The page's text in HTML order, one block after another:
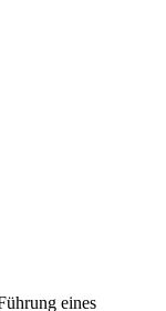
eines